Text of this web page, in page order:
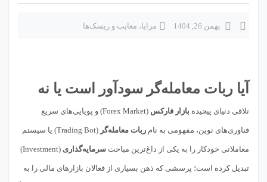
بهمن 26, 1404 مزایا، معایب و ریسک‌ها
آیا ربات معامله‌گر سودآور است یا نه
تلاقی دنیای پیچیده بازار فارکس (Forex Market) و پویایی‌های سریع
فناوری‌های نوین، مفهومی به نام ربات معامله‌گر (Trading Bot) یا سیستم
معاملاتی خودکار را به یکی از داغ‌ترین مباحث سرمایه‌گذاری (Investment)
تبدیل کرده است؛ پرسشی که ذهن بسیاری از فعالان بازارهای مالی را به